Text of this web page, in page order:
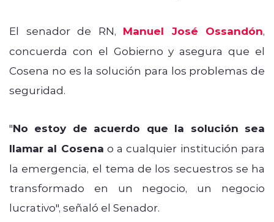
El senador de RN, Manuel José Ossandón,
concuerda con el Gobierno y asegura que el
Cosena no es la solución para los problemas de
seguridad.
"No estoy de acuerdo que la solución sea
llamar al Cosena o a cualquier institución para
la emergencia, el tema de los secuestros se ha
transformado en un negocio, un negocio
lucrativo", señaló el Senador.